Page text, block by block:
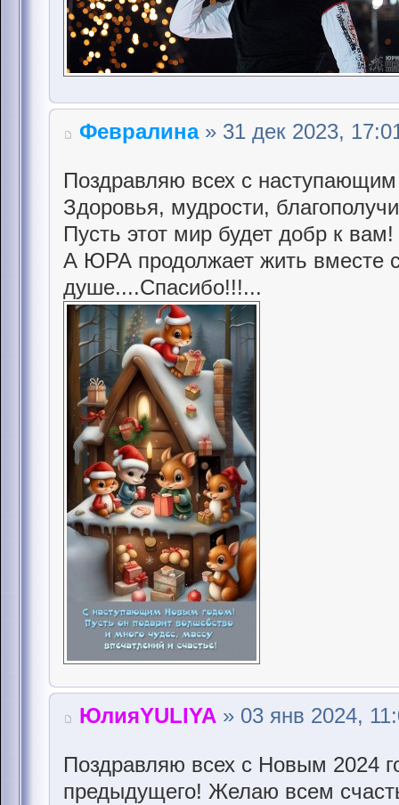
Февралина» 31 дек 2023,
Поздравляю всех с
Здоровья, мудрости,
Пусть этот мир будет добр к вам!
А ЮРА продолжает жить вместе
душе....Спасибо!!!...
ЮлияYULIYA » 03 янв 2024,
Поздравляю всех с Новым 2024
предыдущего! Желаю всем